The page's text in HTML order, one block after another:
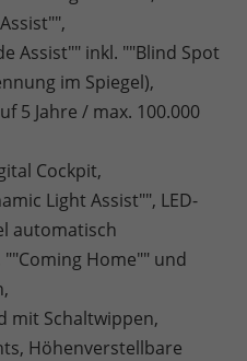
Assist"" inkl. ""Blind Spot
im Spiegel),
5 Jahre / max. 100.000
Cockpit,
Light Assist"", LED-
automatisch
Home"" und
mit Schaltwippen,
Höhenverstellbare